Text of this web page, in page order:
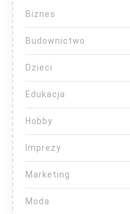
Biznes
Budownictwo
Dzieci
Edukacja
Hobby
Imprezy
Marketing
Moda